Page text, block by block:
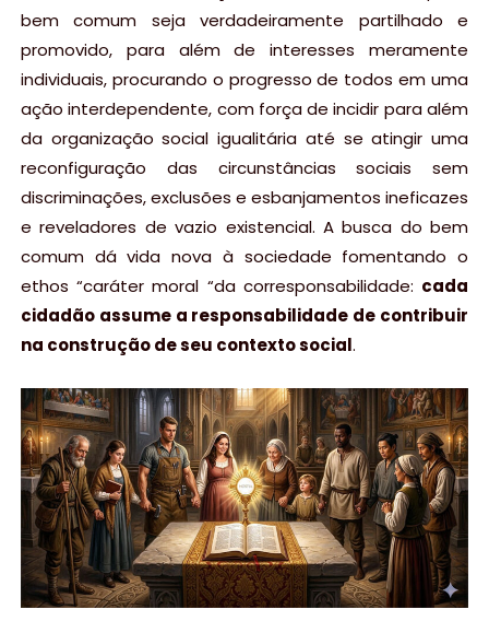
bem comum seja verdadeiramente partilhado e
promovido, para além de interesses meramente
individuais, procurando o progresso de todos em uma
ação interdependente, com força de incidir para além
da organização social igualitária até se atingir uma
reconfiguração das circunstâncias sociais sem
discriminações, exclusões e esbanjamentos ineficazes
e reveladores de vazio existencial. A busca do bem
comum dá vida nova à sociedade fomentando o
ethos “caráter moral “da corresponsabilidade: cada
cidadão assume a responsabilidade de contribuir
na construção de seu contexto social.